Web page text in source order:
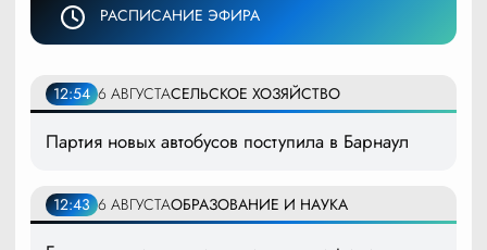
РАСПИСАНИЕ ЭФИРА
12:54 6 АВГУСТАСЕЛЬСКОЕ ХОЗЯЙСТВО
Партия новых автобусов поступила в Барнаул
12:43 6 АВГУСТАОБРАЗОВАНИЕ И НАУКА